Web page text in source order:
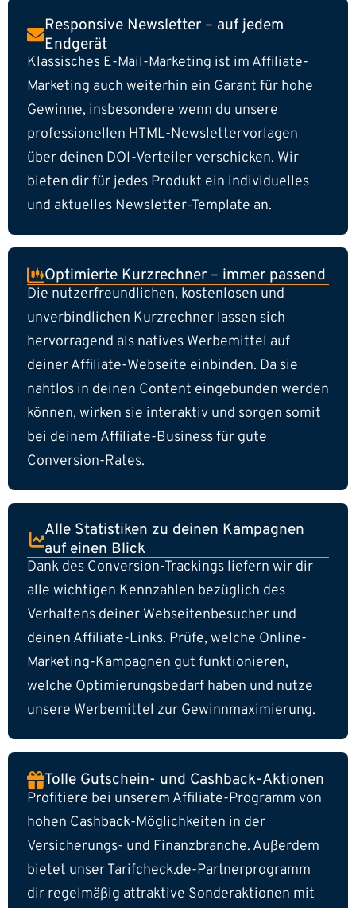
Responsive Newsletter – auf jedem
Endgerät
Klassisches E-Mail-Marketing ist im Affiliate-
Marketing auch weiterhin ein Garant für hohe
Gewinne, insbesondere wenn du unsere
professionellen HTML-Newslettervorlagen
über deinen DOI-Verteiler verschicken. Wir
bieten dir für jedes Produkt ein individuelles
und aktuelles Newsletter-Template an.
Optimierte Kurzrechner – immer passend
Die nutzerfreundlichen, kostenlosen und
unverbindlichen Kurzrechner lassen sich
hervorragend als natives Werbemittel auf
deiner Affiliate-Webseite einbinden. Da sie
nahtlos in deinen Content eingebunden werden
können, wirken sie interaktiv und sorgen somit
bei deinem Affiliate-Business für gute
Conversion-Rates.
Alle Statistiken zu deinen Kampagnen
auf einen Blick
Dank des Conversion-Trackings liefern wir dir
alle wichtigen Kennzahlen bezüglich des
Verhaltens deiner Webseitenbesucher und
deinen Affiliate-Links. Prüfe, welche Online-
Marketing-Kampagnen gut funktionieren,
welche Optimierungsbedarf haben und nutze
unsere Werbemittel zur Gewinnmaximierung.
Tolle Gutschein- und Cashback-Aktionen
Profitiere bei unserem Affiliate-Programm von
hohen Cashback-Möglichkeiten in der
Versicherungs- und Finanzbranche. Außerdem
bietet unser Tarifcheck.de-Partnerprogramm
dir regelmäßig attraktive Sonderaktionen mit